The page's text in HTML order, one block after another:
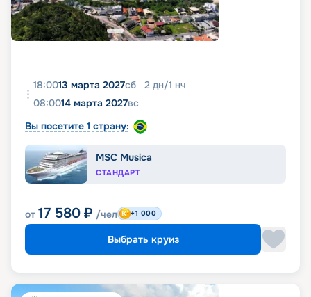
18:0013 марта 2027сб 2 дн/1 нч
08:0014 марта 2027вс
Вы посетите 1 страну:
MSC Musica
СТАНДАРТ
от 17 580 ₽ /чел +1 000
Выбрать круиз